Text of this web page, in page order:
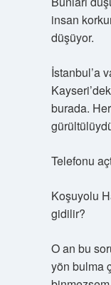
insan
düşüyor.
İstanbul’a
burada.
Telefonu
Koşuyolu
gidilir?
O an bu
yön bulma